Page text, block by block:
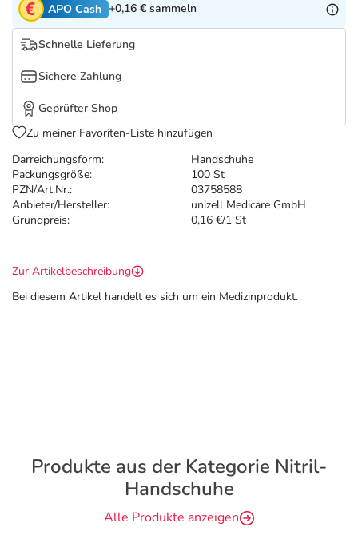
Tierapotheke
Marken
Salus Deals
Darreichungsform:
Handschuhe
Packungsgröße:
100 St
PZN/Art.Nr.:
03758588
Anbieter/Hersteller:
unizell Medicare GmbH
Grundpreis:
0,16 €/1 St
APO Cash +0,16 € sammeln
Schnelle Lieferung
Sichere Zahlung
Geprüfter Shop
Zu meiner Favoriten-Liste hinzufügen
Zur Artikelbeschreibung
Bei diesem Artikel handelt es sich um ein Medizinprodukt.
Produkte aus der Kategorie Nitril-
Handschuhe
Alle Produkte anzeigen